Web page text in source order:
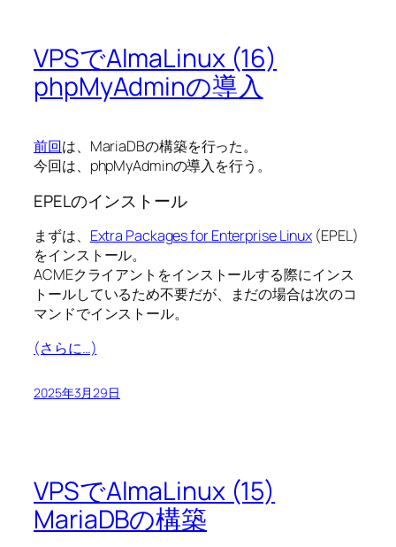
VPSでAlmaLinux (16)
phpMyAdminの導入
前回は、MariaDBの構築を行った。
今回は、phpMyAdminの導入を行う。
EPELのインストール
まずは、 Extra Packages for Enterprise Linux (EPEL)
をインストール。
ACMEクライアントをインストールする際にインス
トールしているため不要だが、まだの場合は次のコ
マンドでインストール。
(さらに…)
2025年3月29日
VPSでAlmaLinux (15)
MariaDBの構築